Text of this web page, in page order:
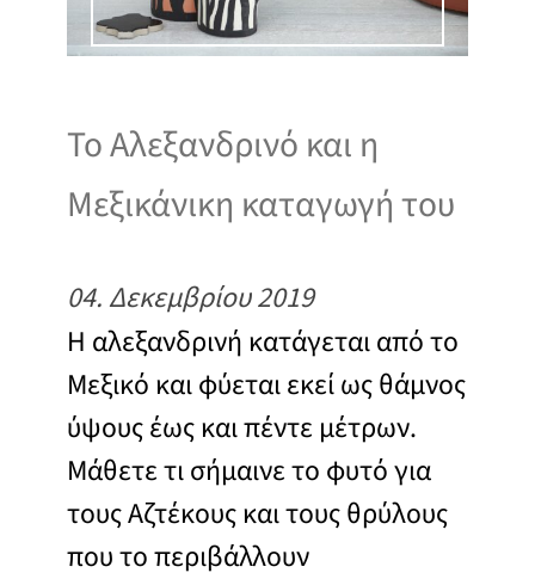
Το Αλεξανδρινό και η
Μεξικάνικη καταγωγή του
04. Δεκεμβρίου 2019
Η αλεξανδρινή κατάγεται από το
Μεξικό και φύεται εκεί ως θάμνος
ύψους έως και πέντε μέτρων.
Μάθετε τι σήμαινε το φυτό για
τους Αζτέκους και τους θρύλους
που το περιβάλλουν